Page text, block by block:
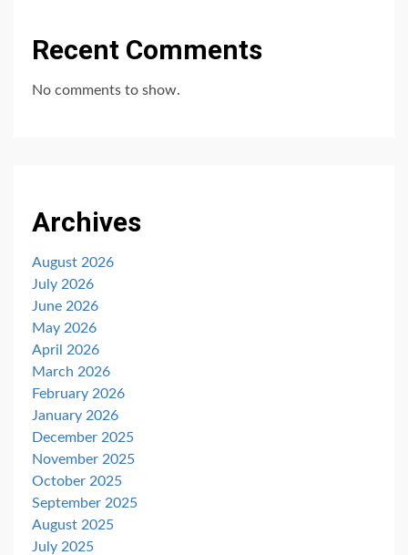
Recent Comments
No comments to show.
Archives
August 2026
July 2026
June 2026
May 2026
April 2026
March 2026
February 2026
January 2026
December 2025
November 2025
October 2025
September 2025
August 2025
July 2025